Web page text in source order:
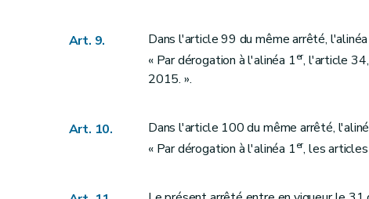
Art. 9.
Dans l'article 99 du même arrêté,
« Par dérogation à l'alinéa 1er, l'article
2015. ».
Art. 10.
Dans l'article 100 du même arrêté,
« Par dérogation à l'alinéa 1er, les